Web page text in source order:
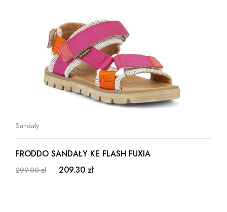
Sandały
FRODDO SANDAŁY KE FLASH FUXIA
299.00 zł 209.30 zł